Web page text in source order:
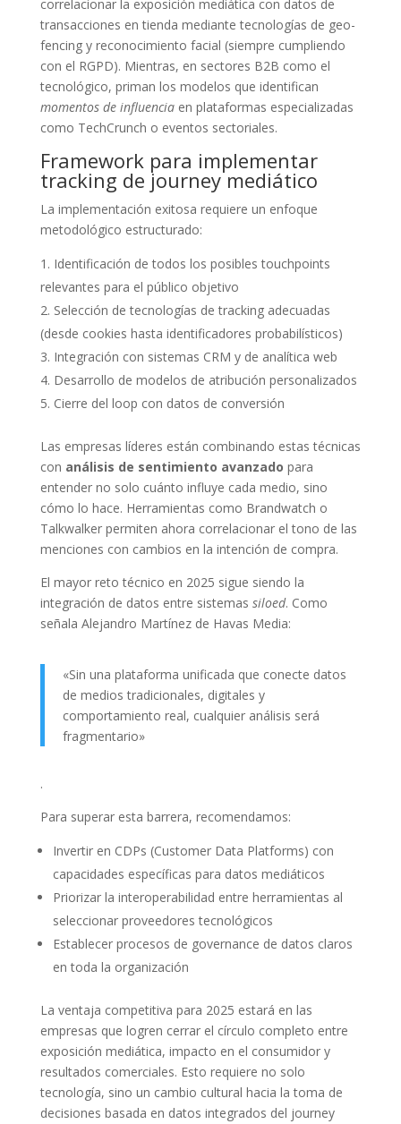
correlacionar la exposición mediática con datos de
transacciones en tienda mediante tecnologías de geo-
fencing y reconocimiento facial (siempre cumpliendo
con el RGPD). Mientras, en sectores B2B como el
tecnológico, priman los modelos que identifican
momentos de influenciaen plataformas especializadas
como TechCrunch o eventos sectoriales.
Framework para implementar
tracking de journey mediático
La implementación exitosa requiere un enfoque
metodológico estructurado:
Identificación de todos los posibles touchpoints
relevantes para el público objetivo
Selección de tecnologías de tracking adecuadas
(desde cookies hasta identificadores probabilísticos)
Integración con sistemas CRM y de analítica web
Desarrollo de modelos de atribución personalizados
Cierre del loop con datos de conversión
Las empresas líderes están combinando estas técnicas
con análisis de sentimiento avanzado para
entender no solo cuánto influye cada medio, sino
cómo lo hace. Herramientas como Brandwatch o
Talkwalker permiten ahora correlacionar el tono de las
menciones con cambios en la intención de compra.
El mayor reto técnico en 2025 sigue siendo la
integración de datos entre sistemas siloed. Como
señala Alejandro Martínez de Havas Media:
«Sin una plataforma unificada que conecte datos
de medios tradicionales, digitales y
comportamiento real, cualquier análisis será
fragmentario»
.
Para superar esta barrera, recomendamos:
Invertir en CDPs (Customer Data Platforms) con
capacidades específicas para datos mediáticos
Priorizar la interoperabilidad entre herramientas al
seleccionar proveedores tecnológicos
Establecer procesos de governance de datos claros
en toda la organización
La ventaja competitiva para 2025 estará en las
empresas que logren cerrar el círculo completo entre
exposición mediática, impacto en el consumidor y
resultados comerciales. Esto requiere no solo
tecnología, sino un cambio cultural hacia la toma de
decisiones basada en datos integrados del journey